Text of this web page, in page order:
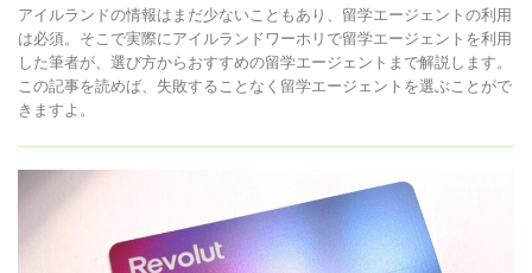
アイルランドの情報はまだ少ないこともあり、留学エージェントの利用
は必須。そこで実際にアイルランドワーホリで留学エージェントを利用
した筆者が、選び方からおすすめの留学エージェントまで解説します。
この記事を読めば、失敗することなく留学エージェントを選ぶことがで
きますよ。